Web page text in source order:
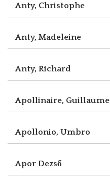
Anty, Christophe
Anty, Madeleine
Anty, Richard
Apollinaire, Guillaume
Apollonio, Umbro
Apor Dezső